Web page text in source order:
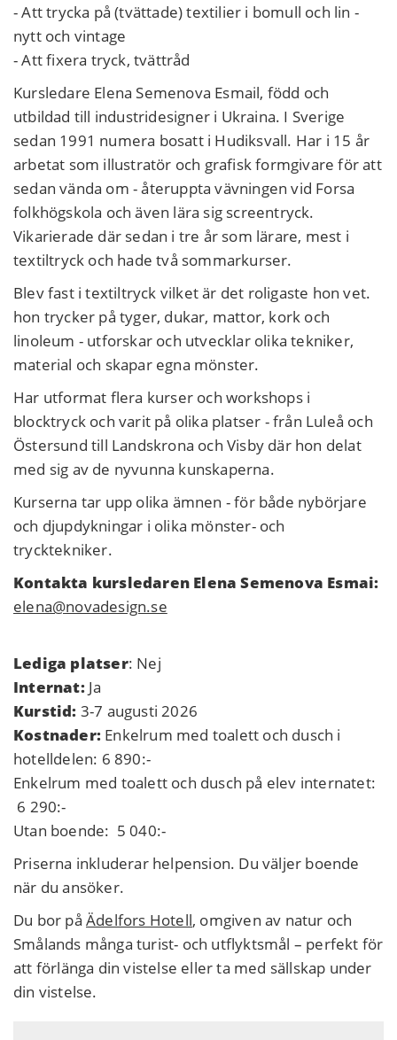
- Att trycka på (tvättade) textilier i bomull och lin -
nytt och vintage
- Att fixera tryck, tvättråd
Kursledare Elena Semenova Esmail, född och
utbildad till industridesigner i Ukraina. I Sverige
sedan 1991 numera bosatt i Hudiksvall. Har i 15 år
arbetat som illustratör och grafisk formgivare för att
sedan vända om - återuppta vävningen vid Forsa
folkhögskola och även lära sig screentryck.
Vikarierade där sedan i tre år som lärare, mest i
textiltryck och hade två sommarkurser.
Blev fast i textiltryck vilket är det roligaste hon vet.
hon trycker på tyger, dukar, mattor, kork och
linoleum - utforskar och utvecklar olika tekniker,
material och skapar egna mönster.
Har utformat flera kurser och workshops i
blocktryck och varit på olika platser - från Luleå och
Östersund till Landskrona och Visby där hon delat
med sig av de nyvunna kunskaperna.
Kurserna tar upp olika ämnen - för både nybörjare
och djupdykningar i olika mönster- och
trycktekniker.
Kontakta kursledaren Elena Semenova Esmai:
elena@novadesign.se
Lediga platser: Nej
Internat: Ja
Kurstid: 3-7 augusti 2026
Kostnader: Enkelrum med toalett och dusch i
hotelldelen: 6 890:-
Enkelrum med toalett och dusch på elev internatet:
6 290:-
Utan boende: 5 040:-
Priserna inkluderar helpension. Du väljer boende
när du ansöker.
Du bor på Ädelfors Hotell, omgiven av natur och
Smålands många turist- och utflyktsmål – perfekt för
att förlänga din vistelse eller ta med sällskap under
din vistelse.